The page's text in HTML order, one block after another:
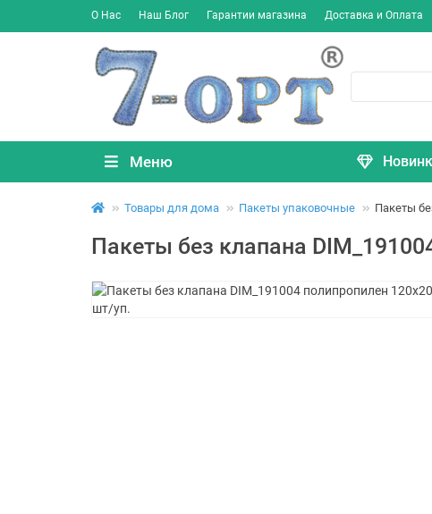
О Нас Наш Блог Гарантии магазина Доставка и Оплата
Меню
Товары для дома Пакеты упаковочные Пакеты
Пакеты без клапана